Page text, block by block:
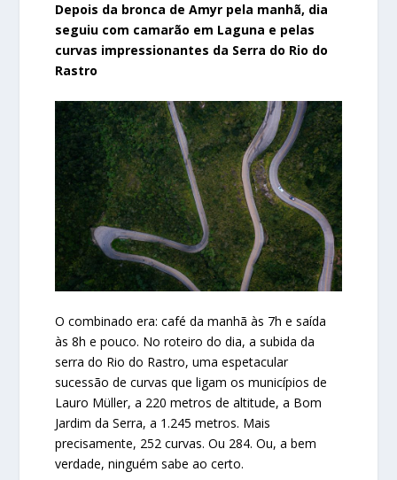
Depois da bronca de Amyr pela manhã, dia
seguiu com camarão em Laguna e pelas
curvas impressionantes da Serra do Rio do
Rastro
O combinado era: café da manhã às 7h e saída
às 8h e pouco. No roteiro do dia, a subida da
serra do Rio do Rastro, uma espetacular
sucessão de curvas que ligam os municípios de
Lauro Müller, a 220 metros de altitude, a Bom
Jardim da Serra, a 1.245 metros. Mais
precisamente, 252 curvas. Ou 284. Ou, a bem
verdade, ninguém sabe ao certo.